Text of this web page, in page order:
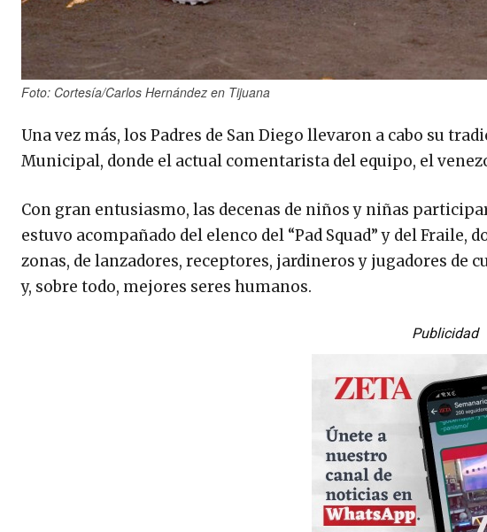
Foto: Cortesía/Carlos Hernández en Tijuana
Una vez más, los Padres de San Diego llevaron a cabo su
Municipal, donde el actual comentarista del equipo, el
Con gran entusiasmo, las decenas de niños y niñas
estuvo acompañado del elenco del “Pad Squad” y del
zonas, de lanzadores, receptores, jardineros y jugadores de
y, sobre todo, mejores seres humanos.
Publicidad